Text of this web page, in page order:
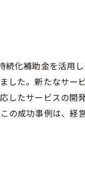
化補助金を活用
した。新たなサ
したサービスの
の成功事例は、